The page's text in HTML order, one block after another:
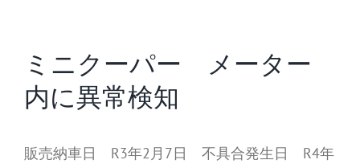
ミニクーパー メーター
内に異常検知
販売納車日 R3年2月7日 不具合発生日 R4年